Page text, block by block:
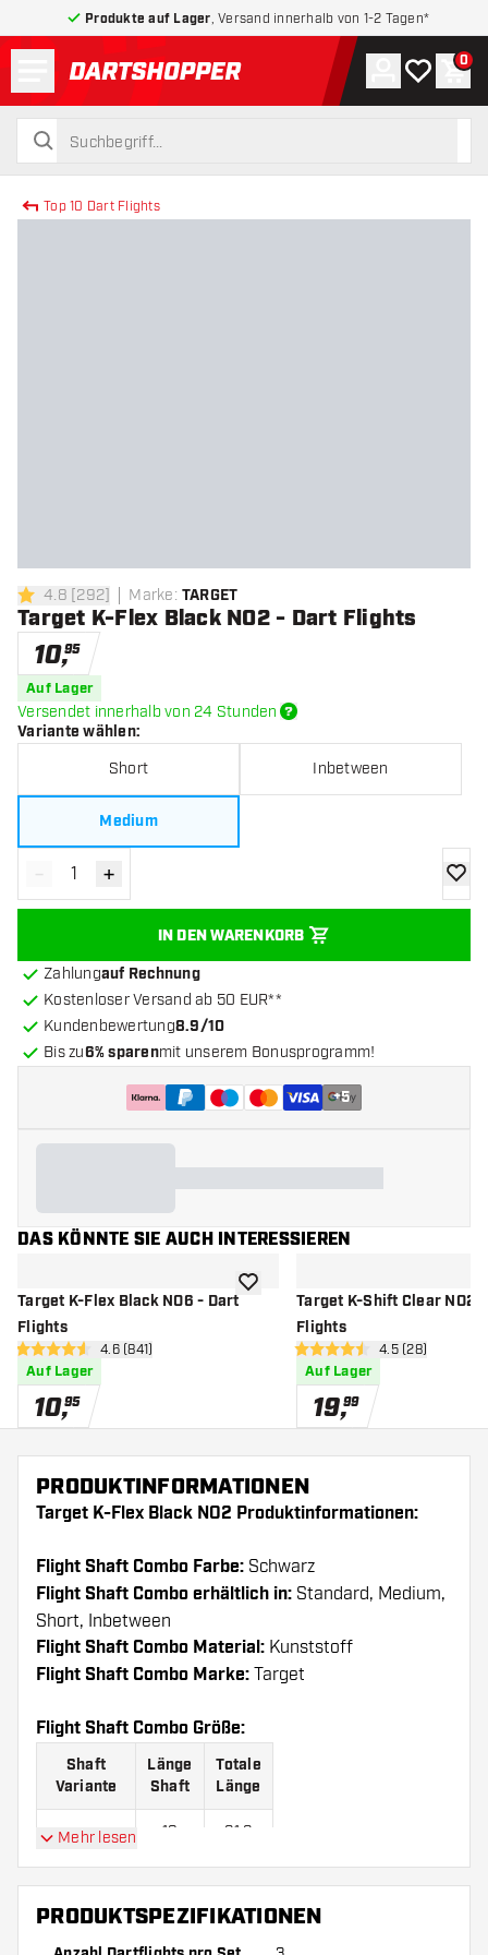
Produkte auf Lager , Versand innerhalb von 1-2 Tagen*
zurück zur Startseite
suchen
suchen
Konto
Meine 0
Top 10 Dart Flights
4.8 Bewertungssterne
4.8 [292] Marke: TARGET
Target K-Flex Black NO2 - Dart Flights
10,95
Auf Lager
Versendet innerhalb von 24 Stunden
Variante wählen:
Short Inbetween
Medium
Menge verringern
- Menge erhöhen
+
IN DEN WARENKORB
Zur
Zahlungauf Rechnung
Kostenloser Versand ab 50 EUR**
Kundenbewertung8.9/10
Bis zu6% sparenmit unserem Bonusprogramm!
+5
DAS KÖNNTE SIE AUCH INTERESSIEREN
Target K-Flex Black NO6 - Dart
Flights
Bewertungsbereich öffnen
4.6 Bewertungssterne
4.6 (841)
Auf Lager
10,95
Zur Wunschliste hinzufügen
Target K-Shift Clear NO2
Flights
4.5 Bewertungssterne
4.5 (28)
Auf Lager
19,99
PRODUKTINFORMATIONEN
Target K-Flex Black NO2 Produktinformationen:
Flight Shaft Combo Farbe: Schwarz
Flight Shaft Combo erhältlich in: Standard, Medium,
Short, Inbetween
Flight Shaft Combo Material: Kunststoff
Flight Shaft Combo Marke: Target
Flight Shaft Combo Größe:
Shaft
Variante
Länge
Shaft
Totale
Länge
Short
19
61.6
Inbetween
mm
mm
Mehr lesen
PRODUKTSPEZIFIKATIONEN